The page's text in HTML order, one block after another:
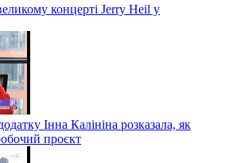
концерті Jerry Heil у
Інна Калініна розказала, як
проєкт